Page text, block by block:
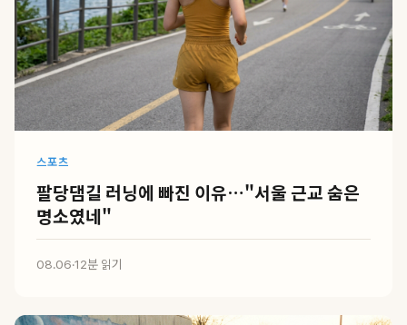
스포츠
팔당댐길 러닝에 빠진 이유…"서울 근교 숨은
명소였네"
08.06·12분 읽기